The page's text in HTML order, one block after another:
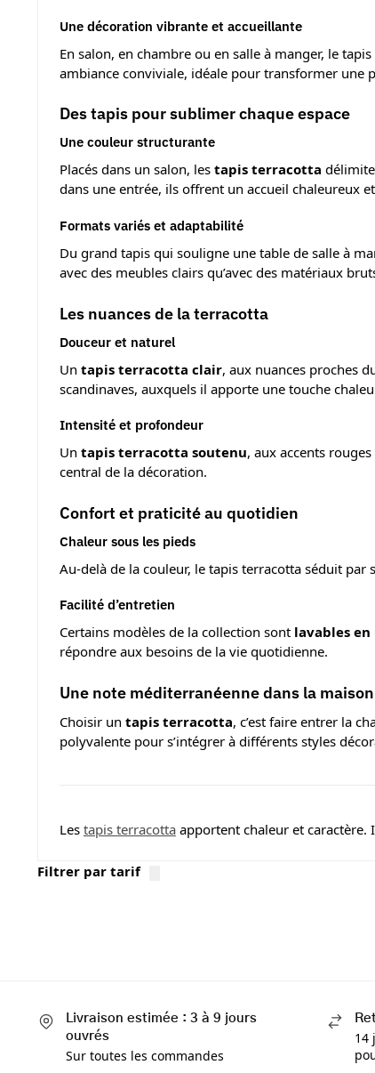
Une décoration vibrante et accueillante
En salon, en chambre ou en salle à manger, le
ambiance conviviale, idéale pour transformer une
Des tapis pour sublimer chaque espace
Une couleur structurante
Placés dans un salon, les tapis terracotta
dans une entrée, ils offrent un accueil chaleureux
Formats variés et adaptabilité
Du grand tapis qui souligne une table de salle à
avec des meubles clairs qu’avec des matériaux
Les nuances de la terracotta
Douceur et naturel
Un tapis terracotta clair, aux nuances proches
scandinaves, auxquels il apporte une touche
Intensité et profondeur
Un tapis terracotta soutenu, aux accents
central de la décoration.
Confort et praticité au quotidien
Chaleur sous les pieds
Au-delà de la couleur, le tapis terracotta séduit
Facilité d’entretien
Certains modèles de la collection sont lavables en
répondre aux besoins de la vie quotidienne.
Une note méditerranéenne dans la maison
Choisir un tapis terracotta, c’est faire entrer la
polyvalente pour s’intégrer à différents styles
Les tapis terracottaapportent chaleur et caractère.
Filtrer par tarif
Livraison estimée : 3 à 9 jours
ouvrés
Sur toutes les commandes
14